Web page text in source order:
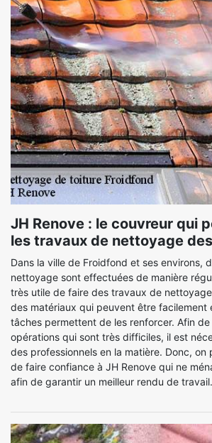
JH Renove : le couvreur qui
les travaux de nettoyage
Dans la ville de Froidfond et ses environs,
nettoyage sont effectuées de manière
très utile de faire des travaux de
des matériaux qui peuvent être facilement
tâches permettent de les renforcer. Afin de
opérations qui sont très difficiles, il est
des professionnels en la matière. Donc, on
de faire confiance à JH Renove qui ne
afin de garantir un meilleur rendu de travail.